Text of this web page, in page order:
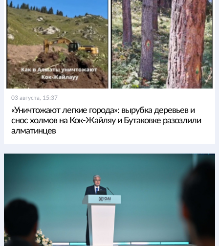
03 августа, 15:37
«Уничтожают легкие города»: вырубка деревьев и
снос холмов на Кок-Жайляу и Бутаковке разозлили
алматинцев